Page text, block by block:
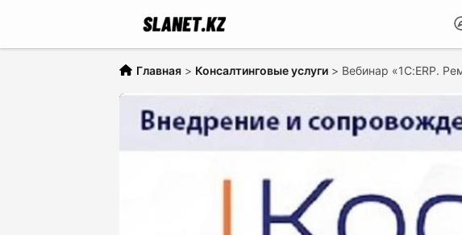
Главная > Консалтинговые услуги > Вебинар «1С:ERP.